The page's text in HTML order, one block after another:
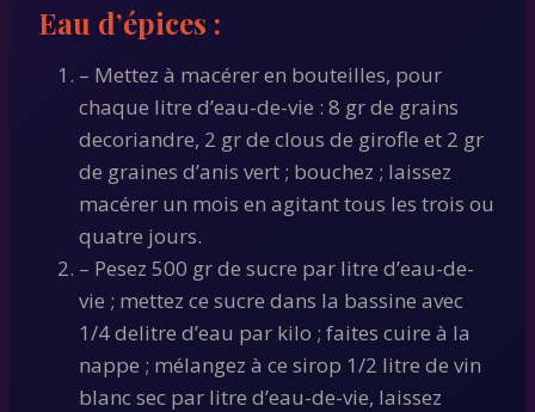
Eau d’épices :
– Mettez à macérer en bouteilles, pour
chaque litre d’eau-de-vie : 8 gr de grains
decoriandre, 2 gr de clous de girofle et 2 gr
de graines d’anis vert ; bouchez ; laissez
macérer un mois en agitant tous les trois ou
quatre jours.
– Pesez 500 gr de sucre par litre d’eau-de-
vie ; mettez ce sucre dans la bassine avec
1/4 delitre d’eau par kilo ; faites cuire à la
nappe ; mélangez à ce sirop 1/2 litre de vin
blanc sec par litre d’eau-de-vie, laissez